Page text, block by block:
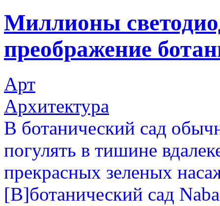
Миллионы
преображение
Арт
Архитектура
В ботанический сад
погулять в тишине
прекрасных зеленых
[B]ботанический сад